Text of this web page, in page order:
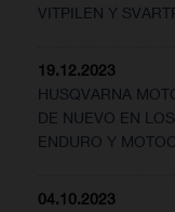
VITPILEN Y
19.12.2023
HUSQVARNA
DE NUEVO EN
ENDURO Y
04.10.2023